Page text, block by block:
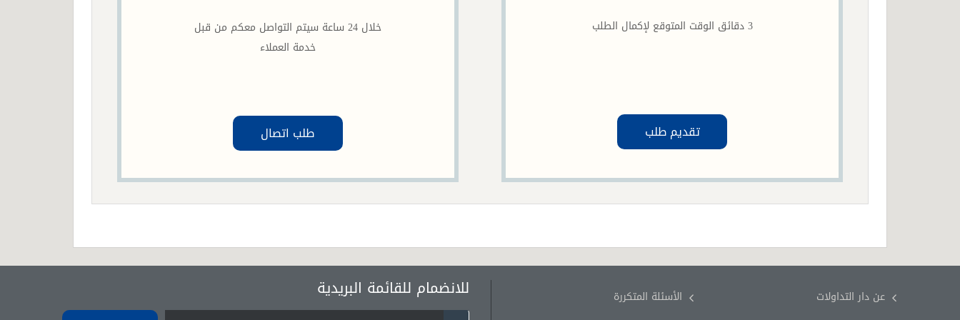
3 دقائق الوقت المتوقع لإكمال الطلب
تقديم طلب
خلال 24 ساعة سيتم التواصل معكم من قبل
خدمة العملاء
طلب اتصال
عن دار التداولات
الأسئلة المتكررة
للانضمام للقائمة البريدية